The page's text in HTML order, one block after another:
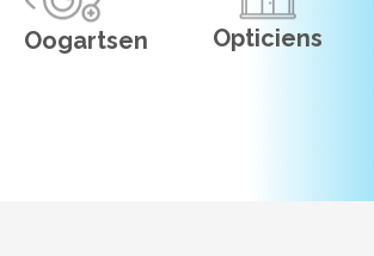
Oogartsen Opticiens